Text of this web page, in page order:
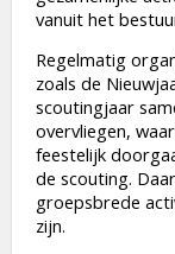
vanuit het
Regelmatig
zoals de
scoutingjaar
overvliegen,
feestelijk
de scouting.
groepsbrede
zijn.